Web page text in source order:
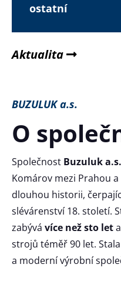
ostatní
Aktualita
BUZULUK a.s.
O
Společnost Buzuluk a.s.
Komárov mezi Prahou
dlouhou historii,
slévárenství 18. století.
zabývá více než sto let
strojů téměř 90 let.
a moderní výrobní